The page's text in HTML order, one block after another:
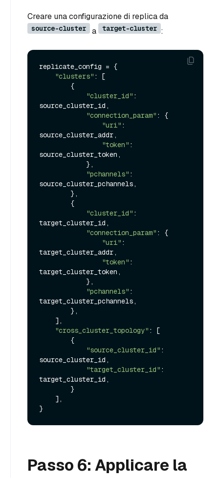
Creare una configurazione di replica da
source-cluster a target-cluster :
replicate_config = {
"clusters" : [
"cluster_id" :
source_cluster_id,
"connection_param" : {
"uri" :
source_cluster_addr,
"token" :
source_cluster_token,
"pchannels" :
source_cluster_pchannels,
"cluster_id" :
target_cluster_id,
"connection_param" : {
"uri" :
target_cluster_addr,
"token" :
target_cluster_token,
"pchannels" :
target_cluster_pchannels,
"cross_cluster_topology" : [
"source_cluster_id" :
source_cluster_id,
"target_cluster_id" :
target_cluster_id,
Passo 6: Applicare la